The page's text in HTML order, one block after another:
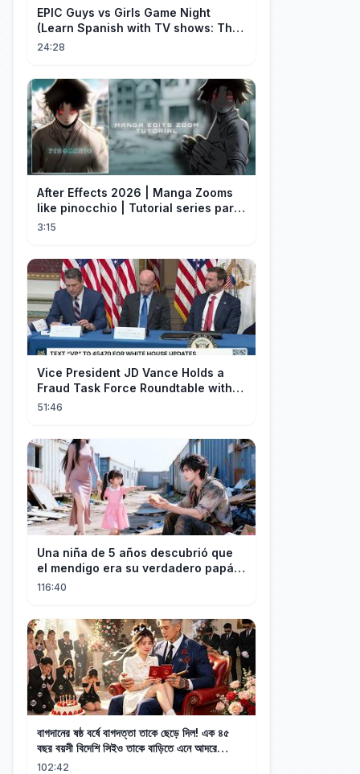
EPIC Guys vs Girls Game Night
(Learn Spanish with TV shows: The
Big Bang Theory)
24:28
After Effects 2026 | Manga Zooms
like pinocchio | Tutorial series part
4
3:15
Vice President JD Vance Holds a
Fraud Task Force Roundtable with
Members of Congress
51:46
Una niña de 5 años descubrió que
el mendigo era su verdadero papá y
salvó a su familia
116:40
বাগদানের ষষ্ঠ বর্ষে বাগদত্তা তাকে ছেড়ে দিল! এক ৪৫
বছর বয়সী বিদেশি সিইও তাকে বাড়িতে এনে আদরে
রেখেছেন
102:42